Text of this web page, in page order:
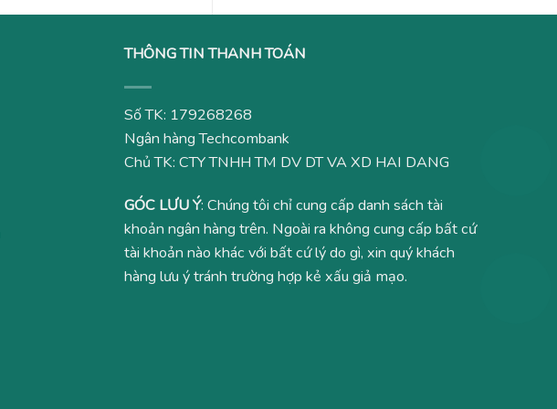
THÔNG TIN THANH TOÁN
Số TK: 179268268
Ngân hàng Techcombank
Chủ TK: CTY TNHH TM DV DT VA XD HAI DANG
GÓC LƯU Ý: Chúng tôi chỉ cung cấp danh sách tài
khoản ngân hàng trên. Ngoài ra không cung cấp bất cứ
tài khoản nào khác với bất cứ lý do gì, xin quý khách
hàng lưu ý tránh trường hợp kẻ xấu giả mạo.